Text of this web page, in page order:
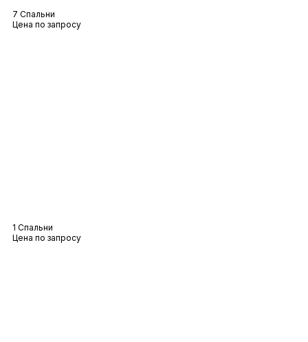
7 Спальни
Цена по запросу
1 Спальни
Цена по запросу